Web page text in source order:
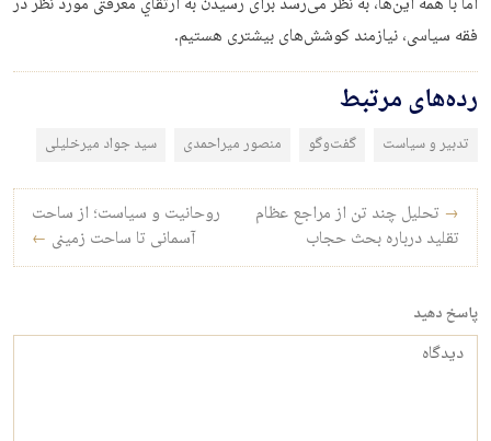
فقه سياسی، نيازمند كوشش‌های بيشتری هستيم.
رده‌های مرتبط
تدبیر و سیاست گفت‌وگو منصور میراحمدی سید جواد میرخلیلی
راه‌بری نوشته
→ تحلیل چند تن از مراجع عظام
تقلید درباره بحث حجاب
روحانیت و سیاست؛ از ساحت
آسمانی تا ساحت زمینی ←
پاسخ دهید
دیدگاه